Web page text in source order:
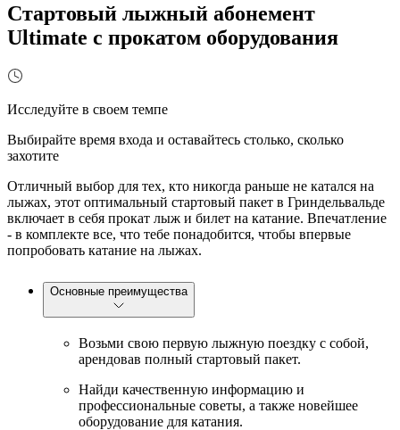
Стартовый лыжный абонемент
Ultimate с прокатом оборудования
Исследуйте в своем темпе
Выбирайте время входа и оставайтесь столько, сколько
захотите
Отличный выбор для тех, кто никогда раньше не катался на
лыжах, этот оптимальный стартовый пакет в Гриндельвальде
включает в себя прокат лыж и билет на катание. Впечатление
- в комплекте все, что тебе понадобится, чтобы впервые
попробовать катание на лыжах.
Основные преимущества
Возьми свою первую лыжную поездку с собой,
арендовав полный стартовый пакет.
Найди качественную информацию и
профессиональные советы, а также новейшее
оборудование для катания.